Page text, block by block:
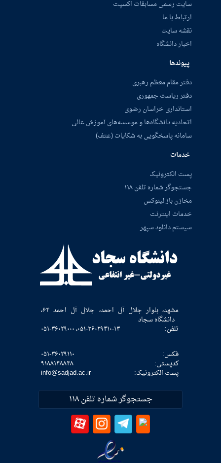
سایت رسمی مسابقات اکسپت
ارتباط با ما
نقشه سایت
اخبار دانشگاه
پیوندها
دفتر مقام معظم رهبری
دفتر ریاست جمهوری
استانداری خراسان رضوی
اتحادیه دانشگاه‌ها و موسسه‌های آموزش عالی
سامانه پاسخگویی به شکایات (عتف)
خدمات
پست الکترونیک
جستجوگر شماره تلفن ۱۱۸
مخازن باز لینوکس
خدمات اینترنت
سیستم دانلود سپهر
مشهد، بلوار جلال آل احمد، جلال آل احمد ۶۴،
دانشگاه سجاد
تلفن: ۰۵۱-۳۶۰۲۹۴۱۰-۱۳، ۰۵۱-۳۶۰۲۹۰۰۰
فکس: ۰۵۱-۳۶۰۲۹۱۱۰
كدپستی: ۹۱۸۸۱۴۸۸۴۸
پست الکترونیک: info@sadjad.ac.ir
جستجوگر شماره تلفن ۱۱۸